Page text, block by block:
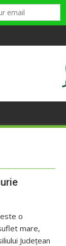
în premieră la
transformă
o
mare,
Județean